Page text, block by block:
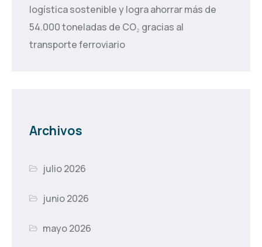
logística sostenible y logra ahorrar más de
54.000 toneladas de CO₂ gracias al
transporte ferroviario
Archivos
julio 2026
junio 2026
mayo 2026